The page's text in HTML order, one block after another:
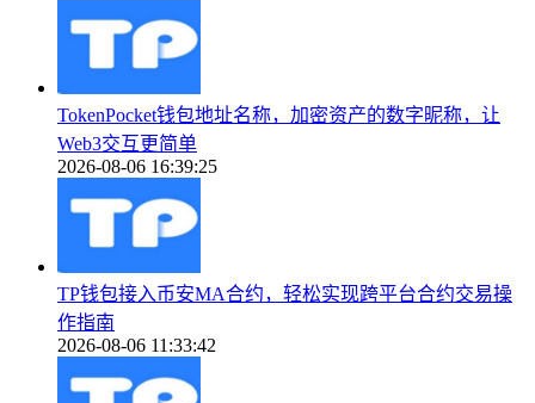
TokenPocket钱包地址名称，加密资产的数字昵称，让
Web3交互更简单
2026-08-06 16:39:25
TP钱包接入币安MA合约，轻松实现跨平台合约交易操
作指南
2026-08-06 11:33:42